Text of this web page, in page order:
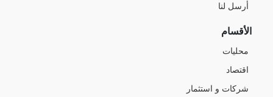
أرسل لنا
الأقسام
محليات
اقتصاد
شركات و استثمار